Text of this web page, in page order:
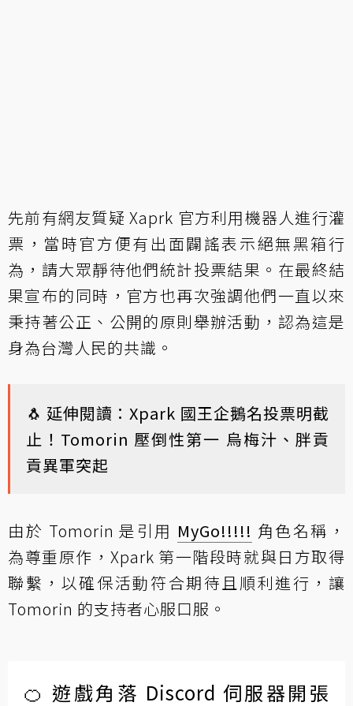
先前有網友質疑 Xaprk 官方利用機器人進行灌
票，當時官方便有出面闢謠表示絕無黑箱行
為，請大眾靜待他們統計投票結果。在最終結
果宣布的同時，官方也再次強調他們一直以來
秉持著公正、公開的原則舉辦活動，認為這是
身為台灣人民的共識。
🐧 延伸閱讀：Xpark 國王企鵝名投票明截
止！Tomorin 壓倒性第一 烏梅汁、胖貢
貢異軍突起
由於 Tomorin 是引用 MyGo!!!!! 角色名稱，
為尊重原作，Xpark 第一階段時就與日方取得
聯繫，以確保活動符合期待且順利進行，讓
Tomorin 的支持者心服口服。
🍊 遊戲角落 Discord 伺服器開張